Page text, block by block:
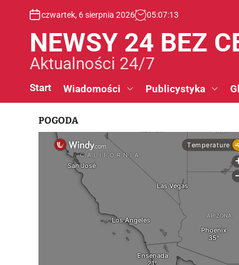
czwartek, 6 sierpnia 2026 05:07:13
NEWSY 24 BEZ
Aktualności 24/7
Start Wiadomości Publicystyka
POGODA